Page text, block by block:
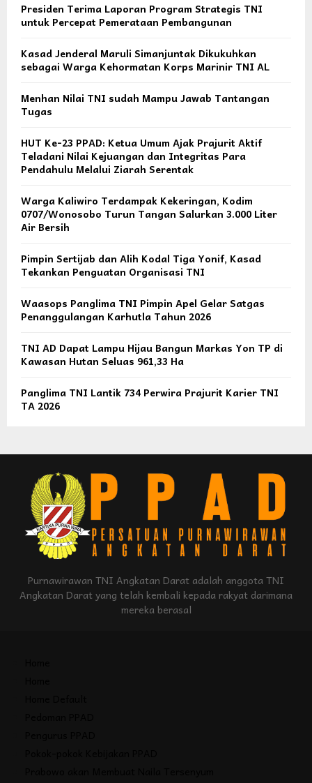
Presiden Terima Laporan Program Strategis TNI
untuk Percepat Pemerataan Pembangunan
Kasad Jenderal Maruli Simanjuntak Dikukuhkan
sebagai Warga Kehormatan Korps Marinir TNI AL
Menhan Nilai TNI sudah Mampu Jawab Tantangan
Tugas
HUT Ke-23 PPAD: Ketua Umum Ajak Prajurit Aktif
Teladani Nilai Kejuangan dan Integritas Para
Pendahulu Melalui Ziarah Serentak
Warga Kaliwiro Terdampak Kekeringan, Kodim
0707/Wonosobo Turun Tangan Salurkan 3.000 Liter
Air Bersih
Pimpin Sertijab dan Alih Kodal Tiga Yonif, Kasad
Tekankan Penguatan Organisasi TNI
Waasops Panglima TNI Pimpin Apel Gelar Satgas
Penanggulangan Karhutla Tahun 2026
TNI AD Dapat Lampu Hijau Bangun Markas Yon TP di
Kawasan Hutan Seluas 961,33 Ha
Panglima TNI Lantik 734 Perwira Prajurit Karier TNI
TA 2026
Purnawirawan TNI Angkatan Darat adalah anggota TNI
Angkatan Darat yang telah kembali kepada rakyat darimana
mereka berasal